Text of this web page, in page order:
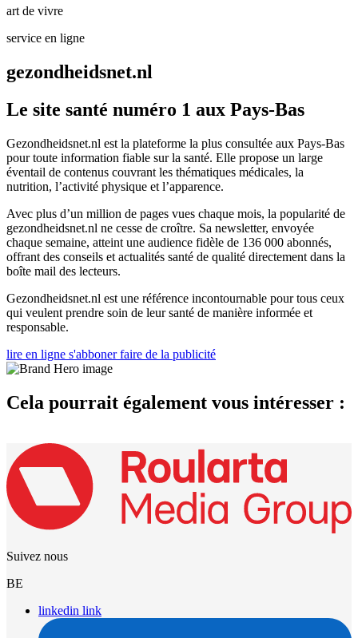
art de vivre
service en ligne
gezondheidsnet.nl
Le site santé numéro 1 aux Pays-Bas
Gezondheidsnet.nl est la plateforme la plus consultée aux Pays-Bas
pour toute information fiable sur la santé. Elle propose un large
éventail de contenus couvrant les thématiques médicales, la
nutrition, l’activité physique et l’apparence.
Avec plus d’un million de pages vues chaque mois, la popularité de
gezondheidsnet.nl ne cesse de croître. Sa newsletter, envoyée
chaque semaine, atteint une audience fidèle de 136 000 abonnés,
offrant des conseils et actualités santé de qualité directement dans la
boîte mail des lecteurs.
Gezondheidsnet.nl est une référence incontournable pour tous ceux
qui veulent prendre soin de leur santé de manière informée et
responsable.
lire en ligne s'abboner faire de la publicité
Cela pourrait également vous intéresser :
Suivez nous
BE
linkedin link